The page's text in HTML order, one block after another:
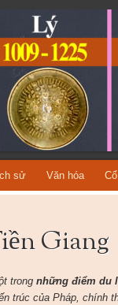
CỔ VẬT VIỆT NAM
sử Văn hóa
Giang
trong những điểm du
trúc của Pháp, chính